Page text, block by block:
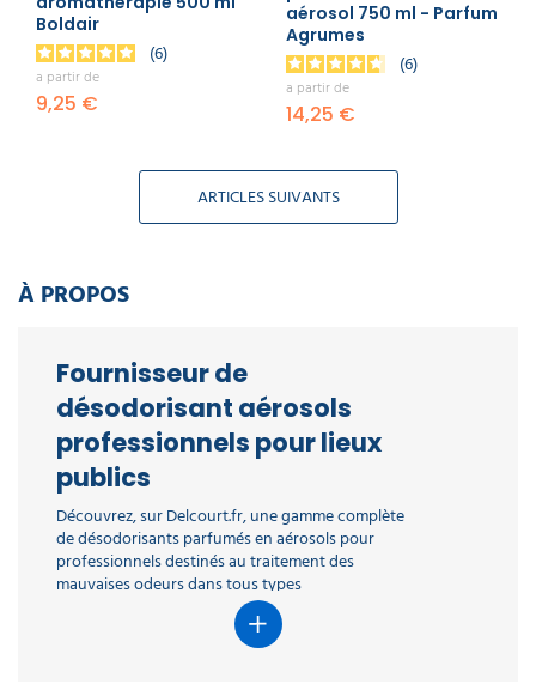
Boldair
6
a partir de
9,25 €
aérosol 750 ml - Parfum
Agrumes
6
a partir de
14,25 €
ARTICLES SUIVANTS
À PROPOS
Fournisseur de
désodorisant aérosols
professionnels pour lieux
publics
Découvrez, sur Delcourt.fr, une gamme complète
de désodorisants parfumés en aérosols pour
professionnels destinés au traitement des
mauvaises odeurs dans tous types
d’environnements : entreprise, collectivité, lieu
public, secteurs d’activités de l’HoReCa, milieu
hospitalier, … Nous sommes un fournisseur